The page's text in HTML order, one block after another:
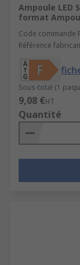
Ampoule LED
format
Code commande
Référence
Sous-total (1
9,08 €HT
Quantité